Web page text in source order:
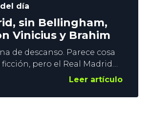
día
sin Bellingham,
Vinicius y Brahim
de descanso. Parece cosa
pero el Real Madrid
Canaria sin haber jugado
complicado en la jornada 22
Leer artículo